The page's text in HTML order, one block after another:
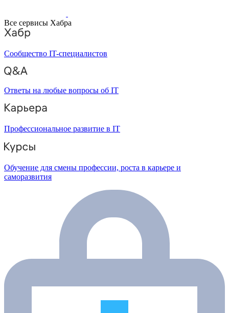
Все сервисы Хабра
Сообщество IT-специалистов
Ответы на любые вопросы об IT
Профессиональное развитие в IT
Обучение для смены профессии, роста в карьере и
саморазвития